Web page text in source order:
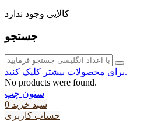
کالایی وجود ندارد
جستجو
برای محصولات بیشتر کلیک کنید.
No products were found.
ستون چپ
سبد خرید 0
حساب کاربری